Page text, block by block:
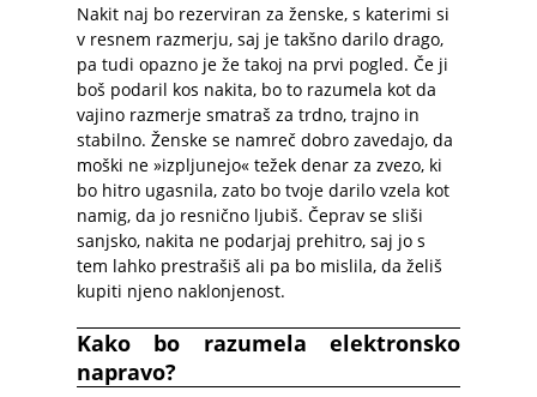
Nakit naj bo rezerviran za ženske, s katerimi si
v resnem razmerju, saj je takšno darilo drago,
pa tudi opazno je že takoj na prvi pogled. Če ji
boš podaril kos nakita, bo to razumela kot da
vajino razmerje smatraš za trdno, trajno in
stabilno. Ženske se namreč dobro zavedajo, da
moški ne »izpljunejo« težek denar za zvezo, ki
bo hitro ugasnila, zato bo tvoje darilo vzela kot
namig, da jo resnično ljubiš. Čeprav se sliši
sanjsko, nakita ne podarjaj prehitro, saj jo s
tem lahko prestrašiš ali pa bo mislila, da želiš
kupiti njeno naklonjenost.
Kako bo razumela elektronsko
napravo?